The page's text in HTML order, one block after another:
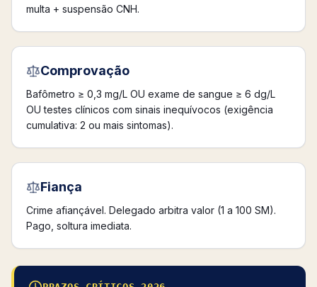
multa + suspensão CNH.
Comprovação
Bafômetro ≥ 0,3 mg/L OU exame de sangue ≥ 6 dg/L
OU testes clínicos com sinais inequívocos (exigência
cumulativa: 2 ou mais sintomas).
Fiança
Crime afiançável. Delegado arbitra valor (1 a 100 SM).
Pago, soltura imediata.